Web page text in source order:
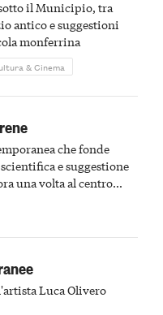
il Municipio, tra
antico e suggestioni
monferrina
& Cinema
che fonde
e suggestione
una volta al centro
del passato astigiano
Luca Olivero